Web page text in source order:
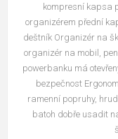
kompresní kapsa
organizérem přední
deštník Organizér na
organizér na mobil,
powerbanku má
bezpečnost
ramenní popruhy,
batoh dobře usadit